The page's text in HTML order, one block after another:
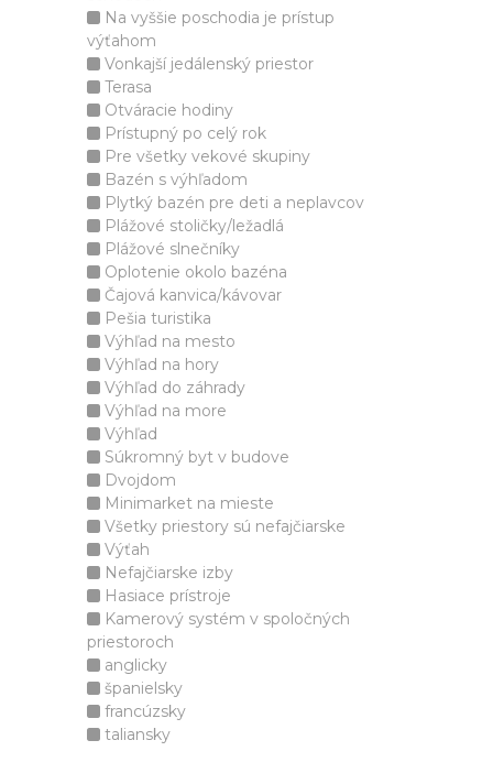
Na vyššie poschodia je prístup
výťahom
Vonkajší jedálenský priestor
Terasa
Otváracie hodiny
Prístupný po celý rok
Pre všetky vekové skupiny
Bazén s výhľadom
Plytký bazén pre deti a neplavcov
Plážové stoličky/ležadlá
Plážové slnečníky
Oplotenie okolo bazéna
Čajová kanvica/kávovar
Pešia turistika
Výhľad na mesto
Výhľad na hory
Výhľad do záhrady
Výhľad na more
Výhľad
Súkromný byt v budove
Dvojdom
Minimarket na mieste
Všetky priestory sú nefajčiarske
Výťah
Nefajčiarske izby
Hasiace prístroje
Kamerový systém v spoločných
priestoroch
anglicky
španielsky
francúzsky
taliansky